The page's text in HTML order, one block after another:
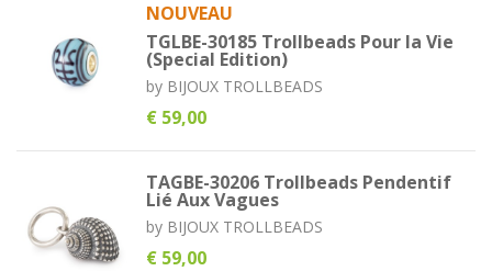
NOUVEAU
TGLBE-30185 Trollbeads Pour la Vie
(Special Edition)
by BIJOUX TROLLBEADS
€ 59,00
TAGBE-30206 Trollbeads Pendentif
Lié Aux Vagues
by BIJOUX TROLLBEADS
€ 59,00